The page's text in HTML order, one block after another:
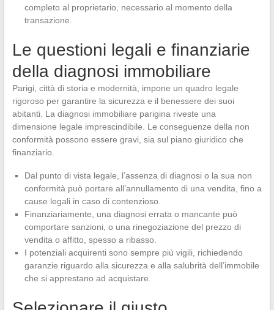
completo al proprietario, necessario al momento della
transazione.
Le questioni legali e finanziarie
della diagnosi immobiliare
Parigi, città di storia e modernità, impone un quadro legale
rigoroso per garantire la sicurezza e il benessere dei suoi
abitanti. La diagnosi immobiliare parigina riveste una
dimensione legale imprescindibile. Le conseguenze della non
conformità possono essere gravi, sia sul piano giuridico che
finanziario.
Dal punto di vista legale, l’assenza di diagnosi o la sua non
conformità può portare all’annullamento di una vendita, fino a
cause legali in caso di contenzioso.
Finanziariamente, una diagnosi errata o mancante può
comportare sanzioni, o una rinegoziazione del prezzo di
vendita o affitto, spesso a ribasso.
I potenziali acquirenti sono sempre più vigili, richiedendo
garanzie riguardo alla sicurezza e alla salubrità dell’immobile
che si apprestano ad acquistare.